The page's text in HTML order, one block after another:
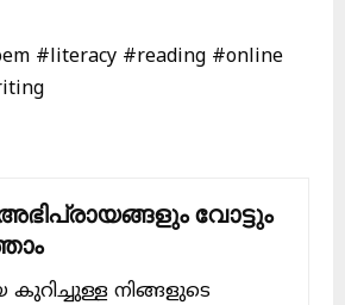
#literacy #reading #online
വോട്ടും
നിങ്ങളുടെ